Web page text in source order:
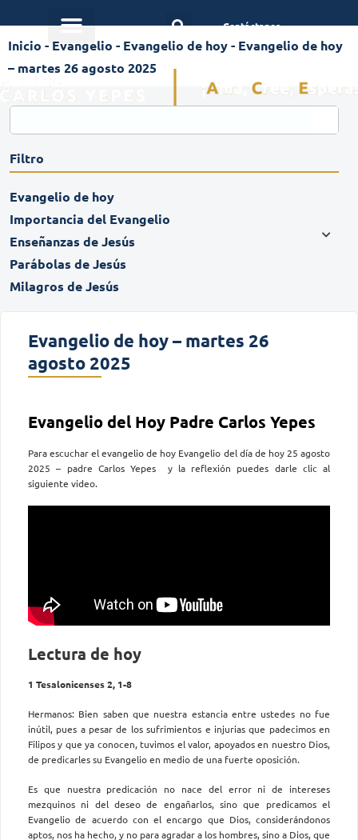
Contáctanos
Inicio - Evangelio - Evangelio de hoy- Evangelio de hoy
– martes 26 agosto 2025
Filtro
Evangelio de hoy
Importancia del Evangelio
Enseñanzas de Jesús
Parábolas de Jesús
Milagros de Jesús
Evangelio de hoy – martes 26
agosto 2025
Evangelio del Hoy Padre Carlos Yepes
Para escuchar el evangelio de hoy Evangelio del día de hoy 25 agosto
2025 – padre Carlos Yepes y la reflexión puedes darle clic al
siguiente video.
Lectura de hoy
1 Tesalonicenses 2, 1-8
Hermanos: Bien saben que nuestra estancia entre ustedes no fue
inútil, pues a pesar de los sufrimientos e injurias que padecimos en
Filipos y que ya conocen, tuvimos el valor, apoyados en nuestro Dios,
de predicarles su Evangelio en medio de una fuerte oposición.
Es que nuestra predicación no nace del error ni de intereses
mezquinos ni del deseo de engañarlos, sino que predicamos el
Evangelio de acuerdo con el encargo que Dios, considerándonos
aptos, nos ha hecho, y no para agradar a los hombres, sino a Dios, que